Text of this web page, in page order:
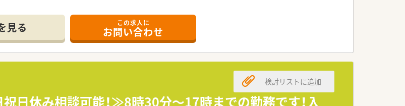
無借金経営を続ける安定した経営基盤が強みです。
係を重視した堅実な薬局運営を長年続けています。
取得実績もあるなど働きやすい環境が整っています。
る調剤室や休憩室が完備され快適に過ごせます。
、人間関係が良好な働きやすい職場環境が自慢です。
見る この求人に
お問い合わせ
日休み相談可能！≫8時30分～17時までの勤務です！入
検討リストに追加